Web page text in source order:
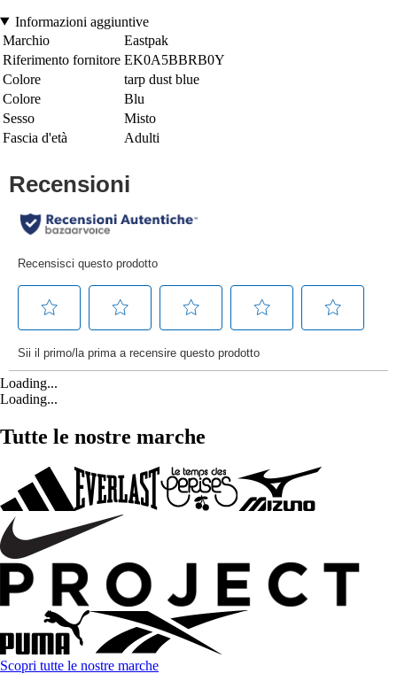
Informazioni aggiuntive
Marchio
Eastpak
Riferimento fornitore EK0A5BBRB0Y
Colore
tarp dust blue
Colore
Blu
Sesso
Misto
Fascia d'età
Adulti
Loading...
Loading...
Tutte le nostre marche
Scopri tutte le nostre marche